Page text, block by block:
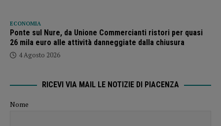
ECONOMIA
Ponte sul Nure, da Unione Commercianti ristori per quasi
26 mila euro alle attività danneggiate dalla chiusura
4 Agosto 2026
RICEVI VIA MAIL LE NOTIZIE DI PIACENZA
Nome